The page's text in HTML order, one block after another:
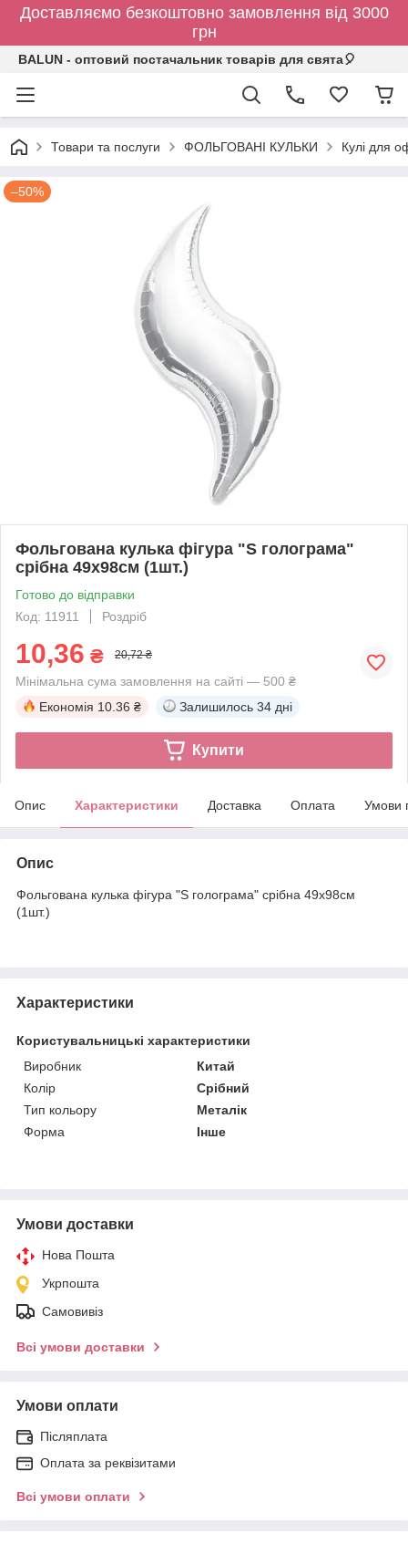
Доставляємо безкоштовно замовлення від 3000
грн
BALUN - оптовий постачальник товарів для свята🎈
Товари та послуги ФОЛЬГОВАНІ КУЛЬКИ Кулі для
–50%
Фольгована кулька фігура "S голограма"
срібна 49х98см (1шт.)
Готово до відправки
Код: 11911
Роздріб
10,36 ₴ 20,72 ₴
Мінімальна сума замовлення на сайті — 500 ₴
Економія 10.36 ₴ Залишилось 34 дні
Купити
Опис Характеристики Доставка Оплата Умови
Опис
Фольгована кулька фігура "S голограма" срібна 49х98см
(1шт.)
Характеристики
Користувальницькі характеристики
Виробник
Китай
Колір
Срібний
Тип кольору
Металік
Форма
Інше
Умови доставки
Нова Пошта
Укрпошта
Самовивіз
Всі умови доставки
Умови оплати
Післяплата
Оплата за реквізитами
Всі умови оплати